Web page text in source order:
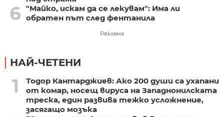
6 "Майко, искам да се лекувам": Има ли
обратен път след фентанила
Реклама
НАЙ-ЧЕТЕНИ
1
Тодор Кантарджиев: Ако 200 души са ухапани
от комар, носещ вируса на Западнонилската
треска, един развива тежко усложнение,
засягащо мозъка